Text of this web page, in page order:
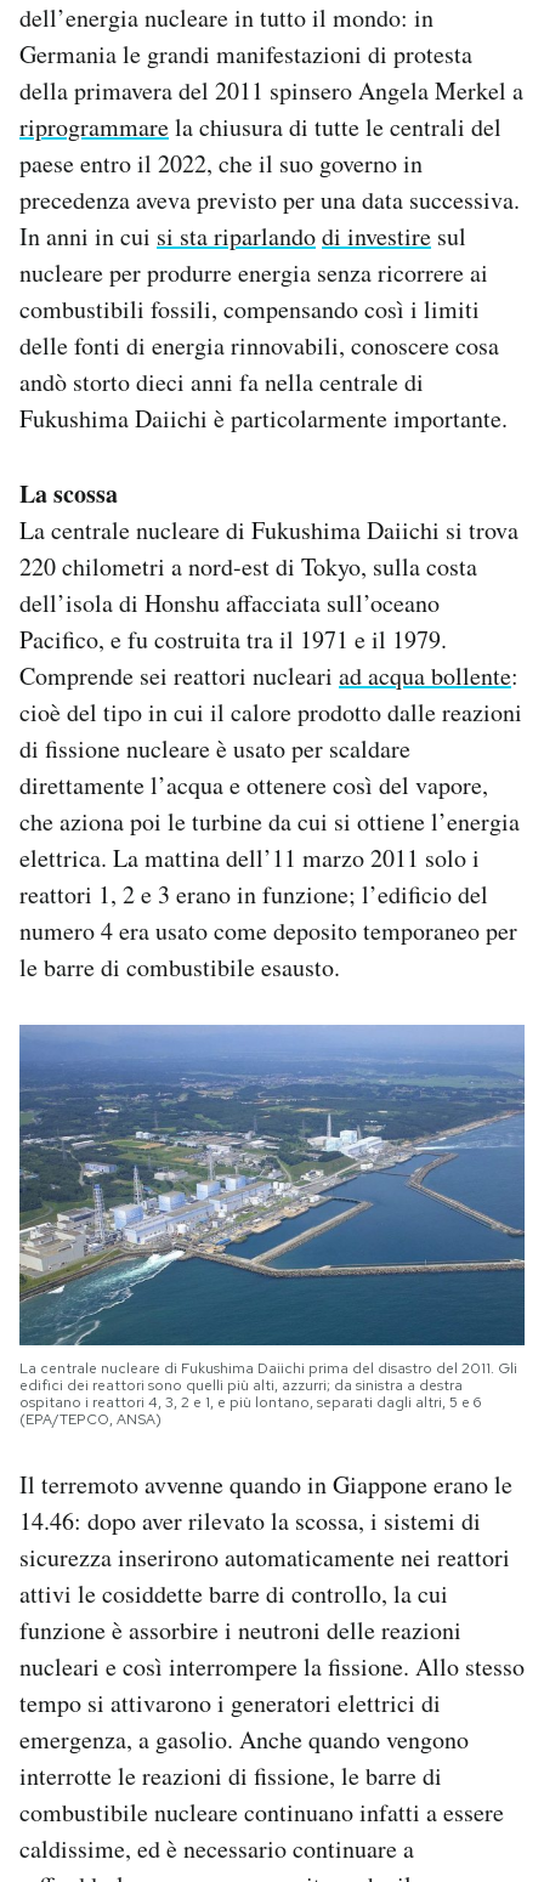
dell’energia nucleare in tutto il mondo: in
Germania le grandi manifestazioni di protesta
della primavera del 2011 spinsero Angela Merkel a
riprogrammarela chiusura di tutte le centrali del
paese entro il 2022, che il suo governo in
precedenza aveva previsto per una data successiva.
In anni in cui si sta riparlandodi investire sul
nucleare per produrre energia senza ricorrere ai
combustibili fossili, compensando così i limiti
delle fonti di energia rinnovabili, conoscere cosa
andò storto dieci anni fa nella centrale di
Fukushima Daiichi è particolarmente importante.
La scossa
La centrale nucleare di Fukushima Daiichi si trova
220 chilometri a nord-est di Tokyo, sulla costa
dell’isola di Honshu affacciata sull’oceano
Pacifico, e fu costruita tra il 1971 e il 1979.
Comprende sei reattori nucleari ad acqua bollente:
cioè del tipo in cui il calore prodotto dalle reazioni
di fissione nucleare è usato per scaldare
direttamente l’acqua e ottenere così del vapore,
che aziona poi le turbine da cui si ottiene l’energia
elettrica. La mattina dell’11 marzo 2011 solo i
reattori 1, 2 e 3 erano in funzione; l’edificio del
numero 4 era usato come deposito temporaneo per
le barre di combustibile esausto.
La centrale nucleare di Fukushima Daiichi prima del disastro del 2011. Gli
edifici dei reattori sono quelli più alti, azzurri; da sinistra a destra
ospitano i reattori 4, 3, 2 e 1, e più lontano, separati dagli altri, 5 e 6
(EPA/TEPCO, ANSA)
Il terremoto avvenne quando in Giappone erano le
14.46: dopo aver rilevato la scossa, i sistemi di
sicurezza inserirono automaticamente nei reattori
attivi le cosiddette barre di controllo, la cui
funzione è assorbire i neutroni delle reazioni
nucleari e così interrompere la fissione. Allo stesso
tempo si attivarono i generatori elettrici di
emergenza, a gasolio. Anche quando vengono
interrotte le reazioni di fissione, le barre di
combustibile nucleare continuano infatti a essere
caldissime, ed è necessario continuare a